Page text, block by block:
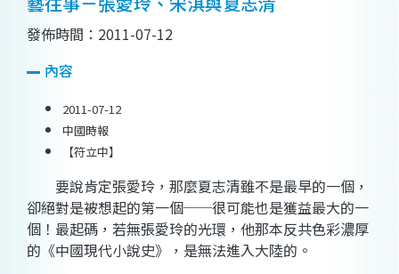
發佈時間：2011-07-12
內容
2011-07-12
中國時報
【符立中】
要說肯定張愛玲，那麼夏志清雖不是最早的一個，
卻絕對是被想起的第一個──很可能也是獲益最大的一
個！最起碼，若無張愛玲的光環，他那本反共色彩濃厚
的《中國現代小說史》，是無法進入大陸的。